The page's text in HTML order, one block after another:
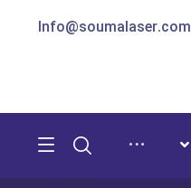
Info@soumalaser.com